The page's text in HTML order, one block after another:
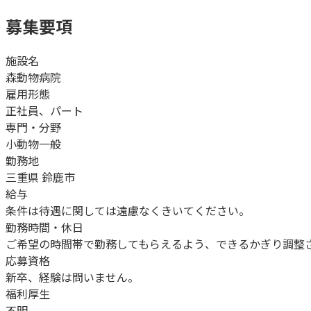
募集要項
施設名
森動物病院
雇用形態
正社員、パート
専門・分野
小動物一般
勤務地
三重県 鈴鹿市
給与
条件は待遇に関しては遠慮なくきいてください。
勤務時間・休日
ご希望の時間帯で勤務してもらえるよう、できるかぎり調整
応募資格
新卒、経験は問いません。
福利厚生